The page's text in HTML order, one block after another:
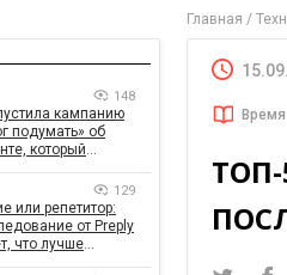
Главная
148
кампанию
подумать» об
который
129
или репетитор:
от Preply
что лучше